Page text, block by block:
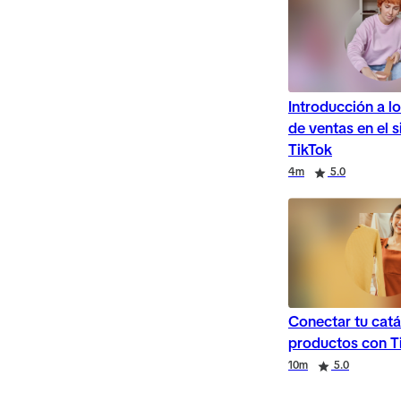
Introducción a
de ventas en el
TikTok
4m 5.0
Conectar tu
productos con
10m 5.0